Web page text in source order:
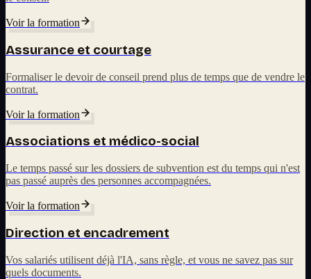
Voir la formation
Assurance et courtage
Formaliser le devoir de conseil prend plus de temps que de vendre le
contrat.
Voir la formation
Associations et médico-social
Le temps passé sur les dossiers de subvention est du temps qui n'est
pas passé auprès des personnes accompagnées.
Voir la formation
Direction et encadrement
Vos salariés utilisent déjà l'IA, sans règle, et vous ne savez pas sur
quels documents.